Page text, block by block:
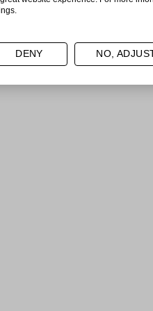
DENY NO,